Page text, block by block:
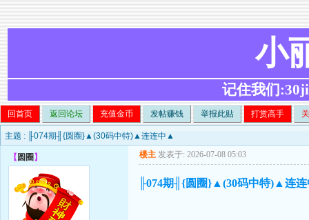
小
记住我们
回首页 返回论坛 充值金币 发帖赚钱 举报此贴 打赏高手
主题 : ╟074期╢{圆圈}▲(30码中特)▲连连中▲
【 圆圈 】 楼主 发表于: 2026-07-08 05:03
╟074期╢{圆圈}▲(30码中特)▲连